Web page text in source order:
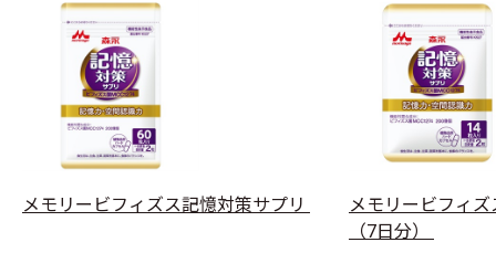
メモリービフィズス記憶対策サプリ
メモリービフィ
（7日分）